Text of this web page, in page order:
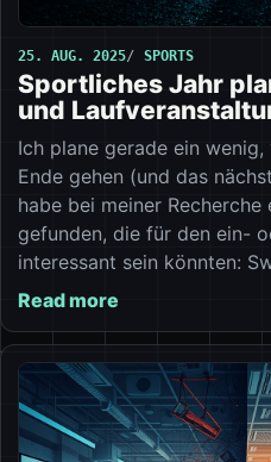
25. AUG. 2025 SPORTS
Sportliches Jahr
und
Ich plane gerade ein
Ende gehen (und das
habe bei meiner Recherche
gefunden, die für den ein-
interessant sein könnten:
Read more